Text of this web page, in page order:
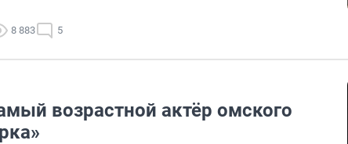
8 883 5
возрастной актёр омского